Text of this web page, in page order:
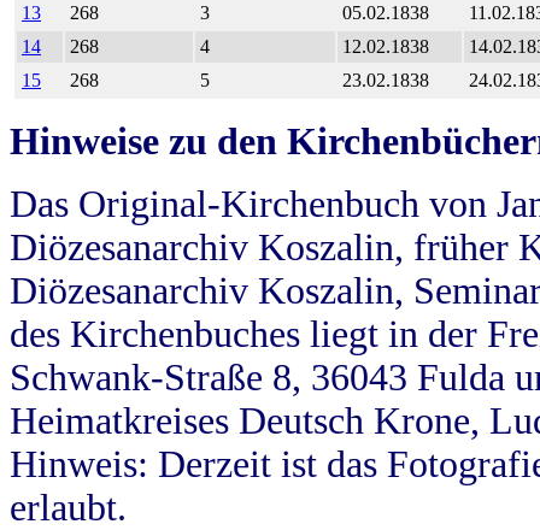
13
268 3 05.02.1838
14
268 4 12.02.1838
15
268 5 23.02.1838
Hinweise zu den
Das Original-Kirchenbuch von
Diözesanarchiv Koszalin, früher
Diözesanarchiv Koszalin,
des Kirchenbuches liegt in der
Schwank-Straße 8, 36043 Fulda
Heimatkreises Deutsch Krone,
Hinweis: Derzeit ist das
erlaubt.